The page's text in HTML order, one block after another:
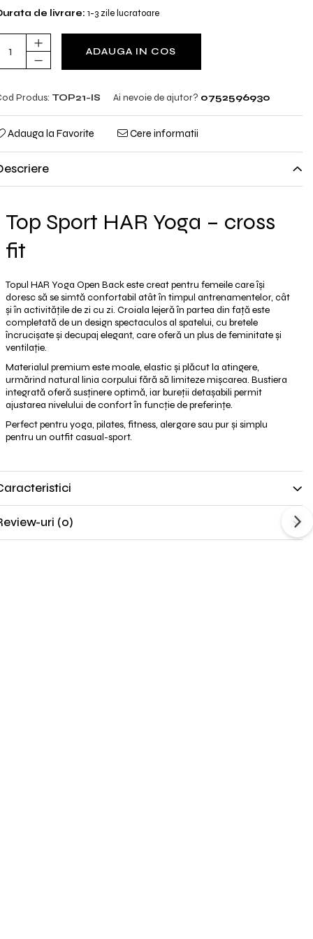
de livrare: 1-3 zile lucratoare
ADAUGA IN COS
Produs: TOP21-IS Ai nevoie de ajutor? 0752596930
Adauga la Favorite Cere informatii
Top Sport HAR Yoga – cross
fit
Topul HAR Yoga Open Back este creat pentru femeile care își
doresc să se simtă confortabil atât în timpul antrenamentelor, cât
și în activitățile de zi cu zi. Croiala lejeră în partea din față este
completată de un design spectaculos al spatelui, cu bretele
încrucișate și decupaj elegant, care oferă un plus de feminitate și
ventilație.
Materialul premium este moale, elastic și plăcut la atingere,
urmărind natural linia corpului fără să limiteze mișcarea. Bustiera
integrată oferă susținere optimă, iar bureții detașabili permit
ajustarea nivelului de confort în funcție de preferințe.
Perfect pentru yoga, pilates, fitness, alergare sau pur și simplu
pentru un outfit casual-sport.
uri (0)